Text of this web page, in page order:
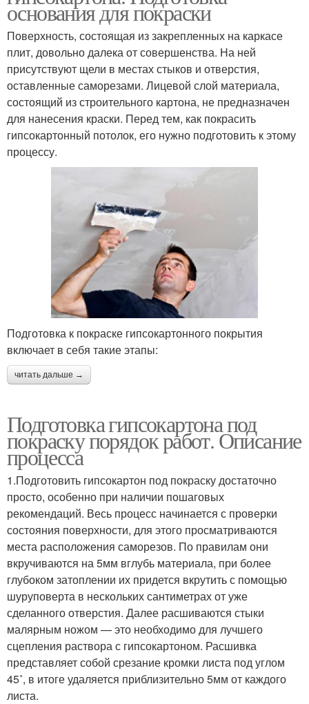
основания для покраски
Поверхность, состоящая из закрепленных на каркасе
плит, довольно далека от совершенства. На ней
присутствуют щели в местах стыков и отверстия,
оставленные саморезами. Лицевой слой материала,
состоящий из строительного картона, не предназначен
для нанесения краски. Перед тем, как покрасить
гипсокартонный потолок, его нужно подготовить к этому
процессу.
Подготовка к покраске гипсокартонного покрытия
включает в себя такие этапы:
читать дальше →
Подготовка гипсокартона под
покраску порядок работ. Описание
процесса
1.Подготовить гипсокартон под покраску достаточно
просто, особенно при наличии пошаговых
рекомендаций. Весь процесс начинается с проверки
состояния поверхности, для этого просматриваются
места расположения саморезов. По правилам они
вкручиваются на 5мм вглубь материала, при более
глубоком затоплении их придется вкрутить с помощью
шуруповерта в нескольких сантиметрах от уже
сделанного отверстия. Далее расшиваются стыки
малярным ножом — это необходимо для лучшего
сцепления раствора с гипсокартоном. Расшивка
представляет собой срезание кромки листа под углом
45˚, в итоге удаляется приблизительно 5мм от каждого
листа.